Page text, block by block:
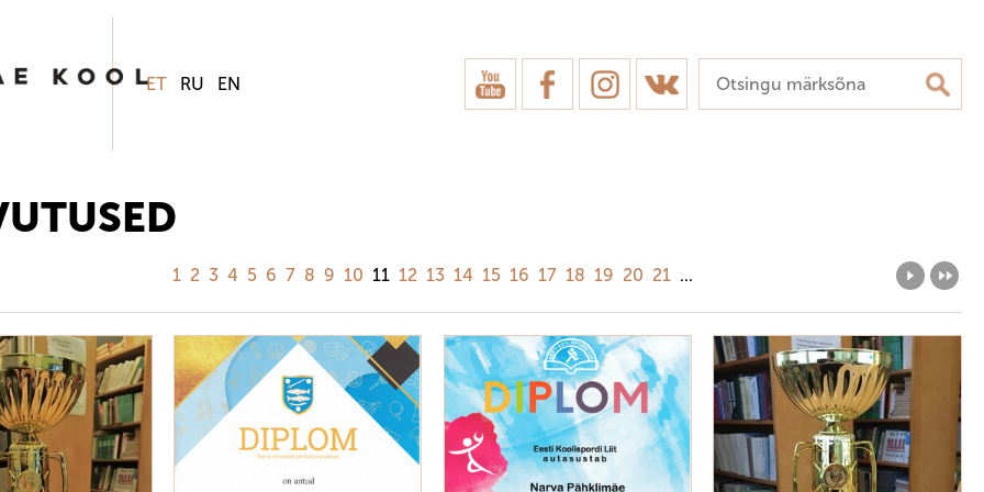
ET RU EN
1 2 3 4 5 6 7 8 9 10 11 12 13 14 15 16 17 18 19 20 21 ...